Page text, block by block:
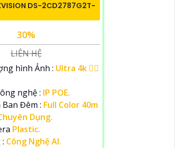
DS-2CD2787G2T-
30%
LIÊN HỆ
hình Ảnh : Ultra 4k 👍🏾
nghệ : IP POE.
Đêm : Full Color 40m
Dụng.
Plastic.
Công Nghệ AI.